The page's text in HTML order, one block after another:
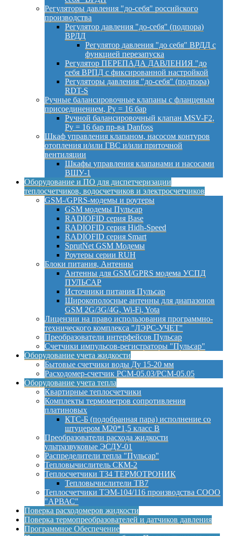
Регуляторы давления "до-себя" российского
производства
Регулятор давления "до-себя" (подпора)
ВРДД
Регулятор давления "до себя" ВРДД с
функцией перезапуска
Регулятор ПЕРЕПАДА ДАВЛЕНИЯ "до
себя ВРПД с фиксированной настройкой
Регуляторы давления "до-себя" (подпора)
RDT-S
Ручные балансировочные клапаны с фланцевым
присоединением, Py = 16 бар
Ручной балансировочный клапан MSV-F2,
Py = 16 бар пр-ва Danfoss
Шкаф управления клапаном, насосом контуров
отопления и/или ГВС и/или приточной
вентиляции
Шкафы управления клапанами и насосами
ВШУ-1
Оборудование и ПО для диспетчеризации
теплосчетчиков, водосчетчиков и электросчетчиков
GSM-/GPRS-модемы и роутеры
GSM модемы Пульсар
RADIOFID серия Base
RADIOFID серия Hidh-Speed
RADIOFID серия Smart
SprutNet GSM Модемы
Роутеры серии RUH
Блоки питания, Антенны
Антенны для GSM/GPRS модема УСПД
ПУЛЬСАР
Источники питания Пульсар
Широкополосные антенны для диапазонов
GSM 2G/3G/4G, Wi-Fi, Yota
Лицензии на право использования программно-
технического комплекса "ЛЭРС-УЧЕТ"
Преобразователи интерфейсов Пульсар
Счетчики импульсов-регистраторы "Пульсар"
Оборудование учета жидкости
Бытовые счетчики воды Ду 15-20 мм
Расходомер-счетчик РСМ-05.03/РСМ-05.05
Оборудование учета тепла
Квартирные теплосчетчики
Комплекты термометров сопротивления
платиновых
КТС-Б (подобранная пара) исполнение со
штуцером М20*1,5 класс B
Преобразователи расхода жидкости
ультразвуковые ЭСДУ-01
Распределители тепла "Пульсар"
Тепловычислитель СКМ-2
Теплосчетчики Т34 ТЕРМОТРОНИК
Тепловычислители ТВ7
Теплосчетчики ТЭМ-104/116 производства СООО
"АРВАС"
Поверка расходомеров жидкости
Поверка термопреобразователей и датчиков давления
Программное Обеспечение